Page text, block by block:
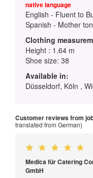
native language
English - Fluent to
Spanish - Mother
Clothing
Height : 1.64 m
Shoe size: 38
Available in:
Düsseldorf, Köln ,
Customer reviews from
translated from German)
Medica für Catering
GmbH